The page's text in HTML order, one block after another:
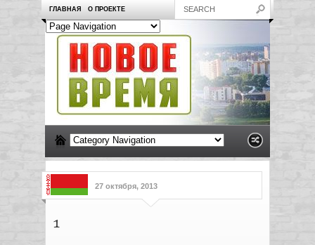
ГЛАВНАЯ О ПРОЕКТЕ
27 октября, 2013
1